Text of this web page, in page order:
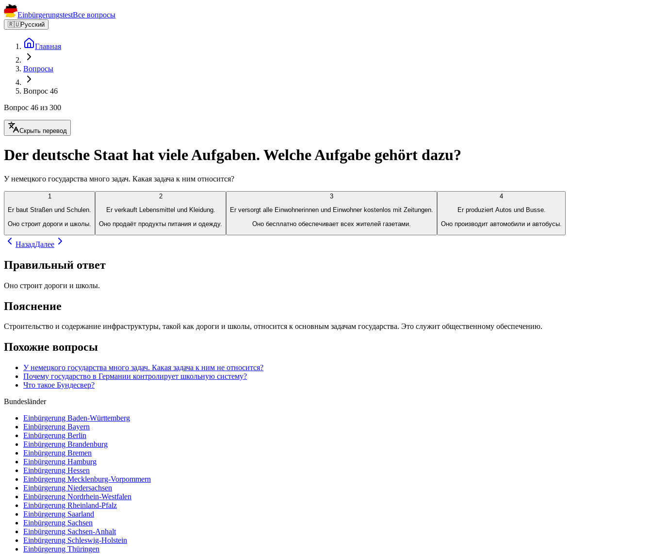
EinbürgerungstestВсе вопросы
🇷🇺Русский
Главная
Вопросы
Вопрос 46
Вопрос 46 из 300
Скрыть перевод
Der deutsche Staat hat viele Aufgaben. Welche Aufgabe gehört dazu?
У немецкого государства много задач. Какая задача к ним относится?
1
Er baut Straßen und Schulen.
Оно строит дороги и школы.
2
Er verkauft Lebensmittel und Kleidung.
Оно продаёт продукты питания и одежду.
3
Er versorgt alle Einwohnerinnen und Einwohner kostenlos mit Zeitungen.
Оно бесплатно обеспечивает всех жителей газетами.
4
Er produziert Autos und Busse.
Оно производит автомобили и автобусы.
НазадДалее
Правильный ответ
Оно строит дороги и школы.
Пояснение
Строительство и содержание инфраструктуры, такой как дороги и школы, относится к основным задачам государства. Это служит общественному обеспечению.
Похожие вопросы
У немецкого государства много задач. Какая задача к ним не относится?
Почему государство в Германии контролирует школьную систему?
Что такое Бундесвер?
Bundesländer
Einbürgerung Baden-Württemberg
Einbürgerung Bayern
Einbürgerung Berlin
Einbürgerung Brandenburg
Einbürgerung Bremen
Einbürgerung Hamburg
Einbürgerung Hessen
Einbürgerung Mecklenburg-Vorpommern
Einbürgerung Niedersachsen
Einbürgerung Nordrhein-Westfalen
Einbürgerung Rheinland-Pfalz
Einbürgerung Saarland
Einbürgerung Sachsen
Einbürgerung Sachsen-Anhalt
Einbürgerung Schleswig-Holstein
Einbürgerung Thüringen